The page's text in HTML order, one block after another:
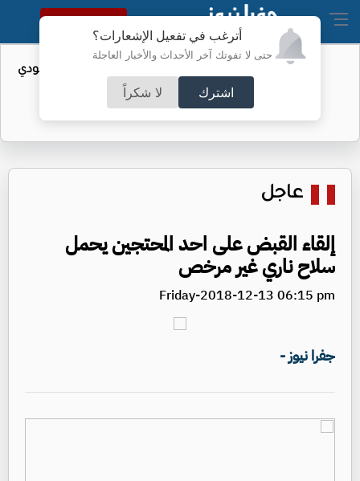
أترغب في تفعيل الإشعارات؟
حتى لا تفوتك آخر الأحداث والأخبار العاجلة
اشترك لا شكراً
النسخة الكاملة
واردات الولايات المتحدة من النفط السعودي
تهبط إلى الصفر
عاجل
إلقاء القبض على احد المحتجين يحمل
سلاح ناري غير مرخص
Friday-2018-12-13 06:15 pm
جفرا نيوز -